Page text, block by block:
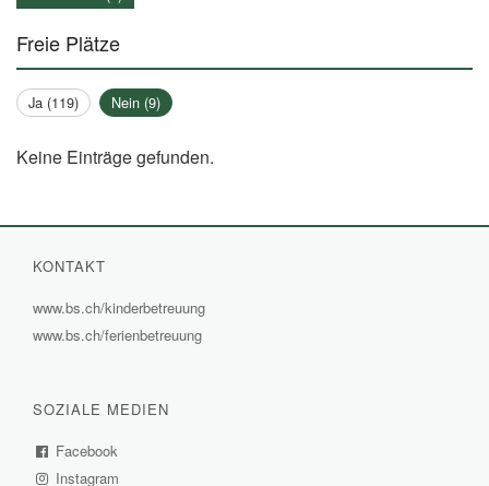
Keine Einträge gefunden.
Freie Plätze
Ja (119) Nein (9)
KONTAKT
www.bs.ch/kinderbetreuung
www.bs.ch/ferienbetreuung
SOZIALE MEDIEN
Facebook
Instagram